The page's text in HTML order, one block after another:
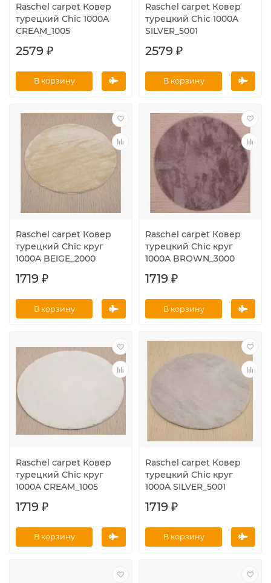
Raschel carpet Ковер
турецкий Chic 1000A
CREAM_1005
2579 ₽
В корзину
Raschel carpet Ковер
турецкий Chic 1000A
SILVER_5001
2579 ₽
В корзину
Raschel carpet Ковер
турецкий Chic круг
1000A BEIGE_2000
1719 ₽
В корзину
Raschel carpet Ковер
турецкий Chic круг
1000A BROWN_3000
1719 ₽
В корзину
Raschel carpet Ковер
турецкий Chic круг
1000A CREAM_1005
1719 ₽
В корзину
Raschel carpet Ковер
турецкий Chic круг
1000A SILVER_5001
1719 ₽
В корзину